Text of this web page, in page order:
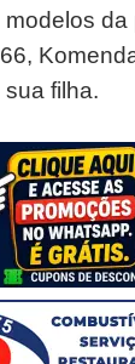
da
filha.